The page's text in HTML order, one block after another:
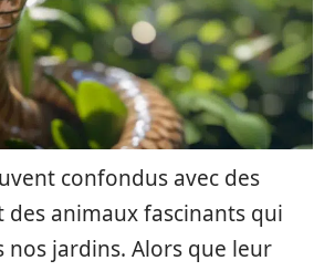
confondus avec des
des animaux fascinants qui
nos jardins. Alors que leur